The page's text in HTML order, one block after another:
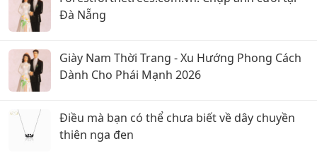
Đà Nẵng
Giày Nam Thời Trang - Xu Hướng Phong Cách
Dành Cho Phái Mạnh 2026
Điều mà bạn có thể chưa biết về dây chuyền
thiên nga đen